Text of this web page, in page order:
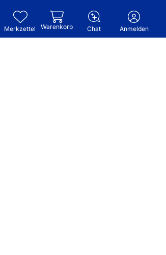
Merkzettel Warenkorb Chat Anmelden